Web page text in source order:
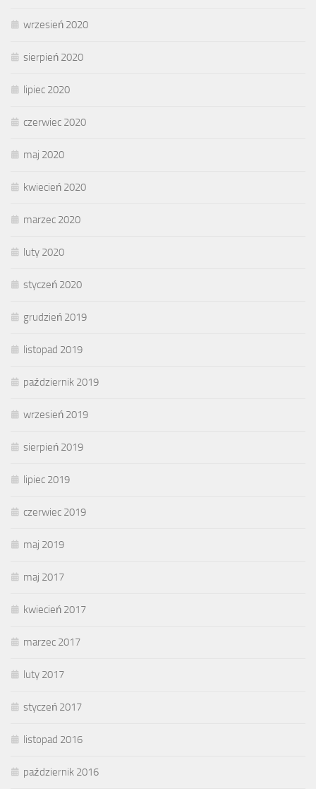
wrzesień 2020
sierpień 2020
lipiec 2020
czerwiec 2020
maj 2020
kwiecień 2020
marzec 2020
luty 2020
styczeń 2020
grudzień 2019
listopad 2019
październik 2019
wrzesień 2019
sierpień 2019
lipiec 2019
czerwiec 2019
maj 2019
maj 2017
kwiecień 2017
marzec 2017
luty 2017
styczeń 2017
listopad 2016
październik 2016